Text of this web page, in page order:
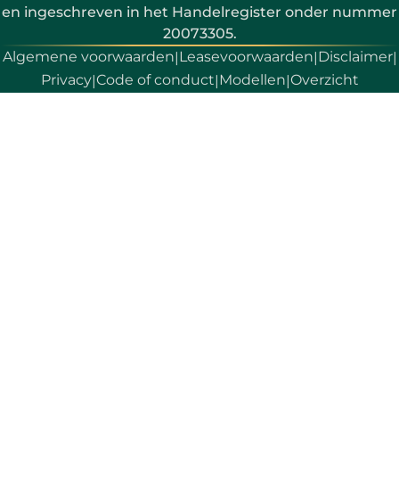
en ingeschreven in het Handelregister onder nummer
20073305.
Algemene voorwaarden|Leasevoorwaarden|Disclaimer|
Privacy|Code of conduct|Modellen|Overzicht